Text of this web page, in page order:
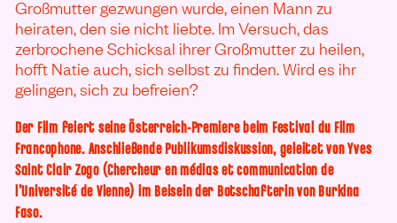
Großmutter gezwungen wurde, einen Mann zu
heiraten, den sie nicht liebte. Im Versuch, das
zerbrochene Schicksal ihrer Großmutter zu heilen,
hofft Natie auch, sich selbst zu finden. Wird es ihr
gelingen, sich zu befreien?
Der Film feiert seine Österreich-Premiere beim Festival du Film
Francophone. Anschließende Publikumsdiskussion, geleitet von Yves
Saint Clair Zogo (Chercheur en médias et communication de
l’Université de Vienne) im Beisein der Botschafterin von Burkina
Faso.